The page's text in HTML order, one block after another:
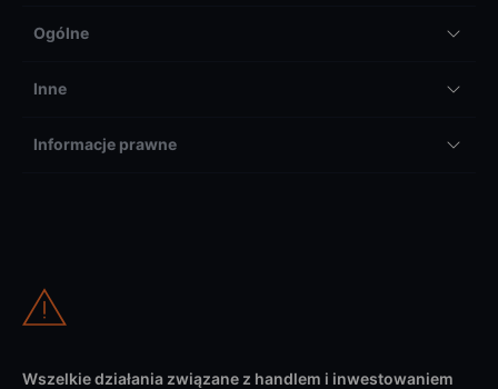
Ogólne
Inne
Informacje prawne
Wszelkie działania związane z handlem i inwestowaniem